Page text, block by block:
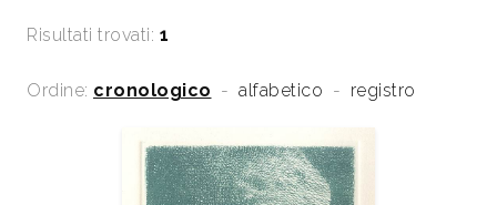
Risultati trovati: 1
Ordine: cronologico - alfabetico - registro